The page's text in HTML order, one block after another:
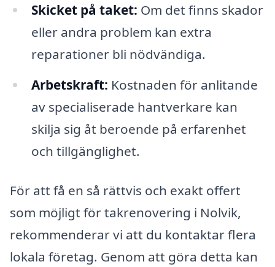
Skicket på taket: Om det finns skador
eller andra problem kan extra
reparationer bli nödvändiga.
Arbetskraft: Kostnaden för anlitande
av specialiserade hantverkare kan
skilja sig åt beroende på erfarenhet
och tillgänglighet.
För att få en så rättvis och exakt offert
som möjligt för takrenovering i Nolvik,
rekommenderar vi att du kontaktar flera
lokala företag. Genom att göra detta kan